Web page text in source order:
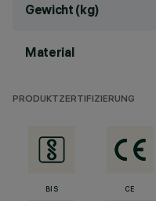
Gewicht (kg)
Material
PRODUKTZERTIFIZIERUNG
BIS CE